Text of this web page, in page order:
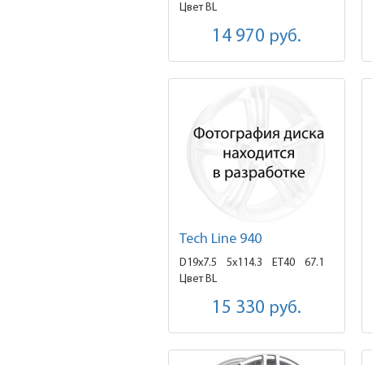
Цвет BL
14 970 руб.
Tech Line 940
D19x7.5 5x114.3 ET40
67.1
Цвет BL
15 330 руб.